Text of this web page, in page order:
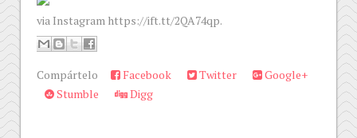
via Instagram https://ift.tt/2QA74qp.
Compártelo Facebook Twitter
Google+
Stumble
Digg